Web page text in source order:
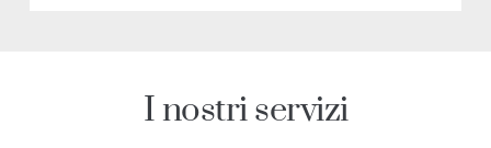
I nostri servizi